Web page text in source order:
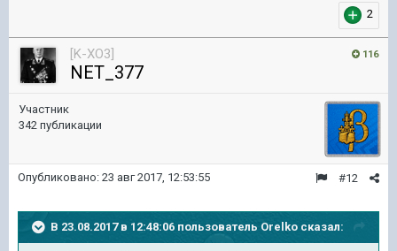
2
116
[K-XO3]
NET_377
Участник
342 публикации
#12
Опубликовано: 23 авг 2017, 12:53:55
В 23.08.2017 в 12:48:06 пользователь Orelko сказал: